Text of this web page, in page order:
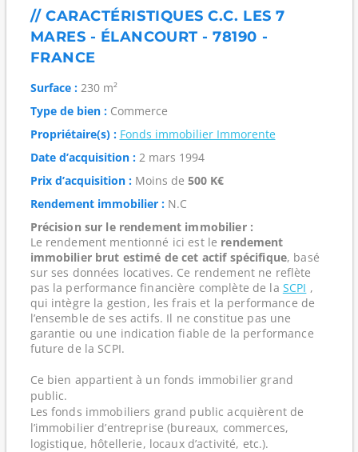
// CARACTÉRISTIQUES C.C. LES 7
MARES - ÉLANCOURT - 78190 -
FRANCE
Surface :230 m²
Type de bien :Commerce
Propriétaire(s) : Fonds immobilier Immorente
Date d’acquisition :2 mars 1994
Prix d’acquisition :Moins de 500 K€
Rendement immobilier :N.C
Précision sur le rendement immobilier :
Le rendement mentionné ici est le rendement
immobilier brut estimé de cet actif spécifique, basé
sur ses données locatives. Ce rendement ne reflète
pas la performance financière complète de la SCPI ,
qui intègre la gestion, les frais et la performance de
l’ensemble de ses actifs. Il ne constitue pas une
garantie ou une indication fiable de la performance
future de la SCPI.
Ce bien appartient à un fonds immobilier grand
public.
Les fonds immobiliers grand public acquièrent de
l’immobilier d’entreprise (bureaux, commerces,
logistique, hôtellerie, locaux d’activité, etc.).